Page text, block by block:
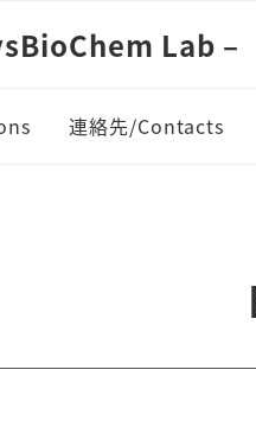
Lab –
連絡先/Contacts